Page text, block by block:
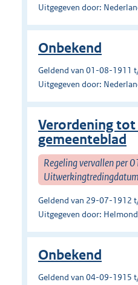
Uitgegeven door:
Onbekend
Geldend van 01-08-1911
Uitgegeven door:
Verordening
gemeenteblad
Regeling vervallen per
Geldend van 29-07-1912
Uitgegeven door: Helmond
Onbekend
Geldend van 04-09-1915